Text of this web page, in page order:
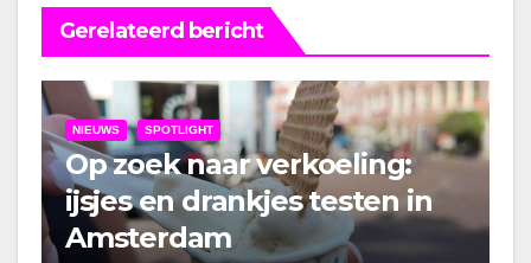
Gerelateerd bericht
NIEUWS SPOTLIGHT
Op zoek naar verkoeling:
ijsjes en drankjes testen in
Amsterdam